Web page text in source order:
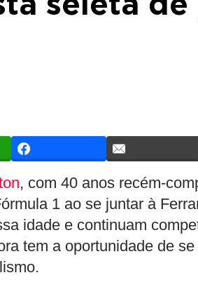
, com 40 anos recém-
1 ao se juntar à
idade e continuam
tem a oportunidade de